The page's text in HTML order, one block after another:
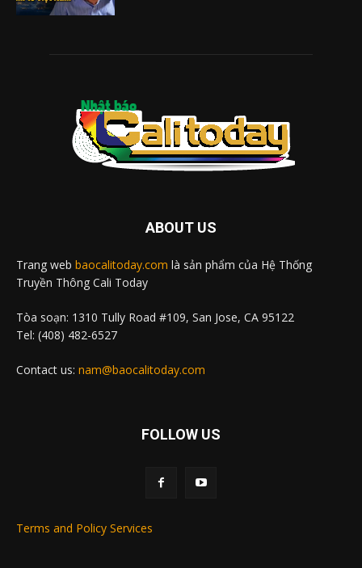
ABOUT US
Trang web baocalitoday.com là sản phẩm của Hệ Thống
Truyền Thông Cali Today
Tòa soạn: 1310 Tully Road #109, San Jose, CA 95122
Tel: (408) 482-6527
Contact us: nam@baocalitoday.com
FOLLOW US
Terms and Policy Services